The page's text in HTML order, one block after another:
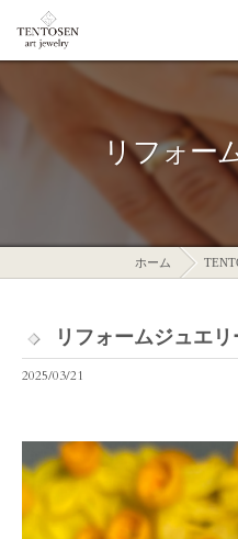
リフォー
ホーム
リフォームジュエリ
2025/03/21